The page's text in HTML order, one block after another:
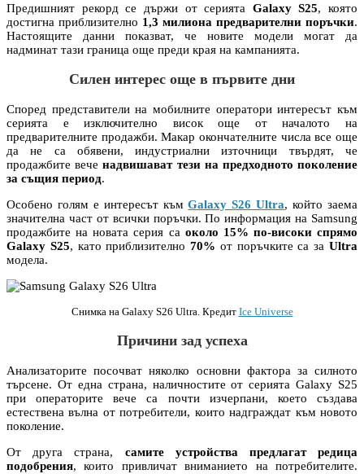
Предишният рекорд се държи от серията Galaxy S25, която
достигна приблизително 1,3 милиона предварителни поръчки.
Настоящите данни показват, че новите модели могат да
надминат тази граница още преди края на кампанията.
Силен интерес още в първите дни
Според представители на мобилните оператори интересът към
серията е изключително висок още от началото на
предварителните продажби. Макар окончателните числа все още
да не са обявени, индустриални източници твърдят, че
продажбите веченадвишават тези на предходното поколение
за същия период.
Особено голям е интересът къмGalaxy S26 Ultra, който заема
значителна част от всички поръчки. По информация на Samsung
продажбите на новата серия са около 15% по-високи спрямо
Galaxy S25, като приблизително70% от поръчките са за Ultra
модела.
Снимка на Galaxy S26 Ultra. Кредит Ice Universe
Причини зад успеха
Анализаторите посочват няколко основни фактора за силното
търсене. От една страна, наличностите от серията Galaxy S25
при операторите вече са почти изчерпани, което създава
естествена вълна от потребители, които надграждат към новото
поколение.
От друга страна, самите устройства предлагат редица
подобрения, които привличат вниманието на потребителите.